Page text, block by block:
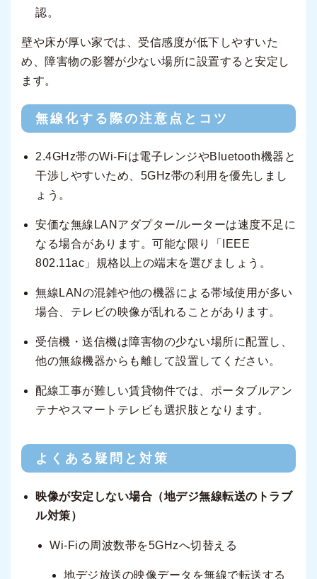
認。
壁や床が厚い家では、受信感度が低下しやすいた
め、障害物の影響が少ない場所に設置すると安定し
ます。
無線化する際の注意点とコツ
2.4GHz帯のWi-Fiは電子レンジやBluetooth機器と
干渉しやすいため、5GHz帯の利用を優先しまし
ょう。
安価な無線LANアダプター/ルーターは速度不足に
なる場合があります。可能な限り「IEEE
802.11ac」規格以上の端末を選びましょう。
無線LANの混雑や他の機器による帯域使用が多い
場合、テレビの映像が乱れることがあります。
受信機・送信機は障害物の少ない場所に配置し、
他の無線機器からも離して設置してください。
配線工事が難しい賃貸物件では、ポータブルアン
テナやスマートテレビも選択肢となります。
よくある疑問と対策
映像が安定しない場合（地デジ無線転送のトラブ
ル対策）
Wi-Fiの周波数帯を5GHzへ切替える
地デジ放送の映像データを無線で転送する